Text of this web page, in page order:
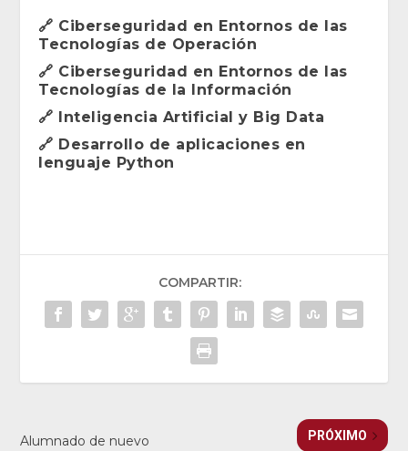
🔗 Ciberseguridad en Entornos de las
Tecnologías de Operación
🔗 Ciberseguridad en Entornos de las
Tecnologías de la Información
🔗 Inteligencia Artificial y Big Data
🔗 Desarrollo de aplicaciones en
lenguaje Python
COMPARTIR:
Alumnado de nuevo
PRÓXIMO